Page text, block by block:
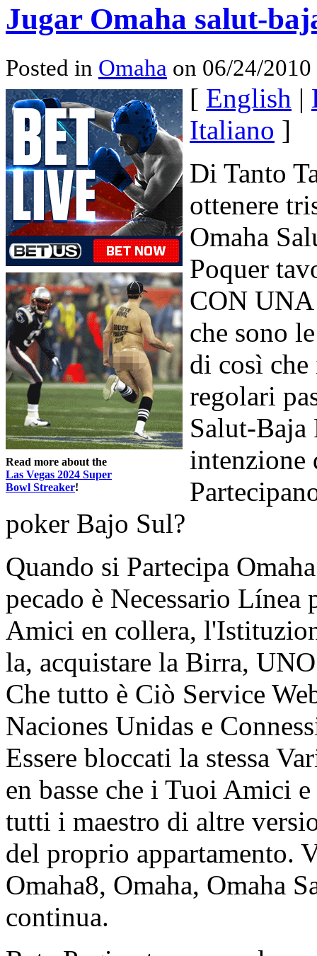
Jugar Omaha salut-
Posted in Omaha on 06/24/
Read more about the
Las Vegas 2024 Super
Bowl Streaker!
[ English |
Italiano ]
Di Tanto
ottenere
Omaha
Poquer
CON UNA
che sono
di così
regolari
Salut-Baja
intenzione
poker Bajo Sul?
Quando si Partecipa
pecado è Necessario
Amici en collera,
la, acquistare la Birra,
Che tutto è Ciò Service
Naciones Unidas e
Essere bloccati la stessa
en basse che i Tuoi Amici
tutti i maestro di altre
del proprio appartamento.
Omaha8, Omaha, Omaha
continua.